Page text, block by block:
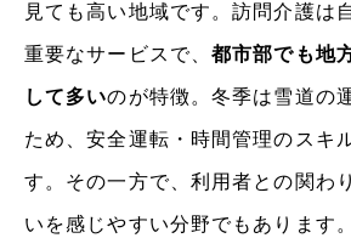
見ても高い地域です。訪問介護は
重要なサービスで、都市部でも地
して多いのが特徴。冬季は雪道の
ため、安全運転・時間管理のスキ
す。その一方で、利用者との関わ
いを感じやすい分野でもあります。